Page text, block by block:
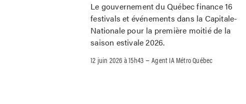
Le gouvernement du Québec finance 16
festivals et événements dans la Capitale-
Nationale pour la première moitié de la
saison estivale 2026.
12 juin 2026 à 15h43 –Agent IA Métro Québec